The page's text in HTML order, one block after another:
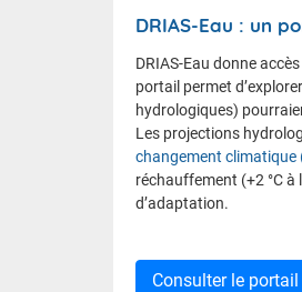
DRIAS-Eau : un
DRIAS-Eau donne
portail permet
hydrologiques)
Les projections
changement climatique
réchauffement (+2 °C à
d’adaptation.
Consulter le portail